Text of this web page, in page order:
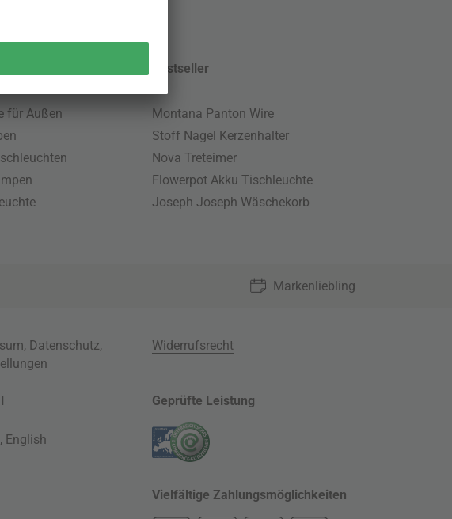
für Außen
Bestseller
Montana Panton Wire
Stoff Nagel Kerzenhalter
Nova Treteimer
Flowerpot Akku Tischleuchte
Joseph Joseph Wäschekorb
Markenliebling
, Datenschutz,
Widerrufsrecht
English
Geprüfte Leistung
Vielfältige Zahlungsmöglichkeiten